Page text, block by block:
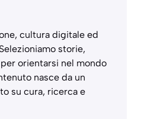
cultura digitale ed
storie,
orientarsi nel mondo
nasce da un
su cura, ricerca e